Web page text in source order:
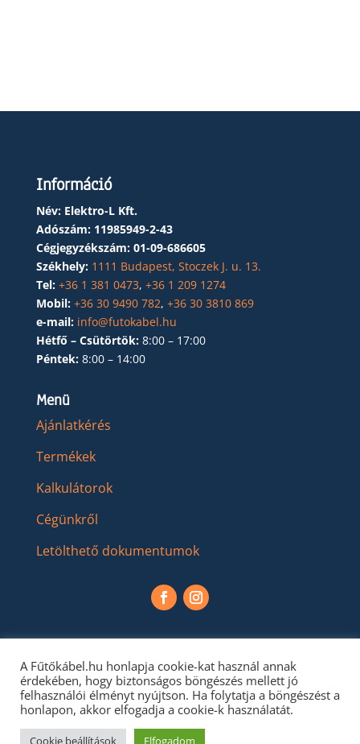
Információ
Név: Elektro-L Kft.
Adószám: 11985949-2-43
Cégjegyzékszám: 01-09-686605
Székhely: 1111 Budapest, Stoczek J. u. 13.
Tel: +36 1 381 0473, +36 1 209 1274
Mobil: +36 30 9490 782, +36 30 3810 869
e-mail: info@futokabel.hu
Hétfő – Csütörtök: 8:00 – 17:00
Péntek: 8:00 – 14:00
Menü
Ajánlatkérés
Termékek
Kalkulátorok
Cégünkről
Letölthető dokumentumok
A Fűtőkábel.hu honlapja cookie-kat használ annak
érdekében, hogy biztonságos böngészés mellett jó
felhasználói élményt nyújtson. Ha folytatja a böngészést a
honlapon, akkor elfogadja a cookie-k használatát.
Cookie beállítások Elfogadom